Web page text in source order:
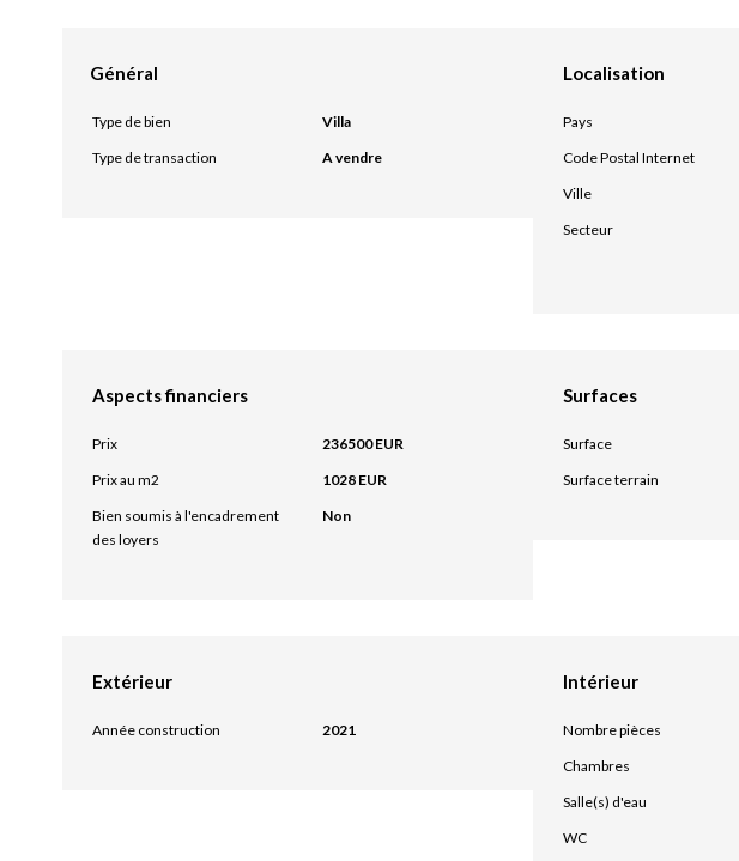
Général
Type de bien
Villa
Type de transaction
A vendre
Localisation
Pays
Code Postal Internet
Ville
Secteur
Aspects financiers
Prix
236500 EUR
Prix au m2
1028 EUR
Bien soumis à l'encadrement
des loyers
Non
Surfaces
Surface
Surface terrain
Extérieur
Année construction 2021
Intérieur
Nombre pièces
Chambres
Salle(s) d'eau
WC